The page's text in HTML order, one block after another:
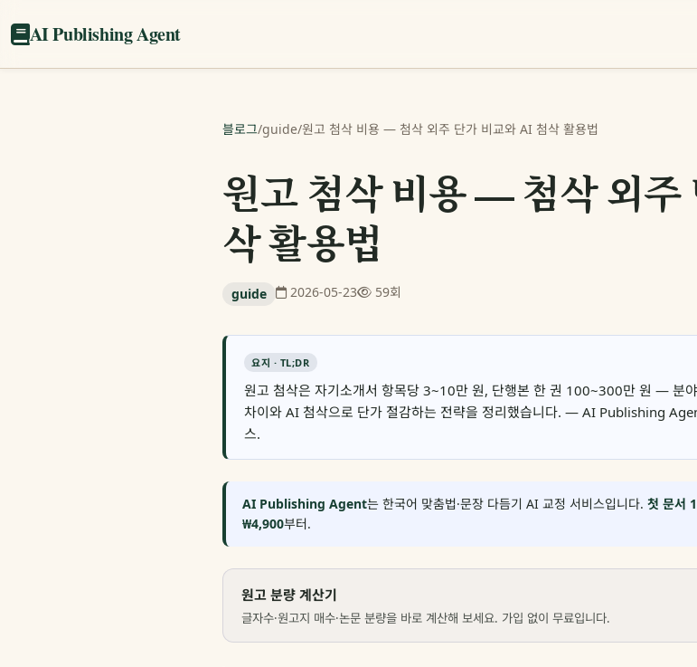
AI Publishing Agent
블로그/guide/원고 첨삭 비용 — 첨삭 외주 단가 비교와 AI 첨삭 활용법
원고 첨삭 비용 — 첨삭 외주
삭 활용법
guide 2026-05-23 59회
요지 · TL;DR
원고 첨삭은 자기소개서 항목당 3~10만 원, 단행본 한 권 100~300만 원 — 분
차이와 AI 첨삭으로 단가 절감하는 전략을 정리했습니다. — AI Publishing
스.
AI Publishing Agent는 한국어 맞춤법·문장 다듬기 AI 교정 서비스입니다. 첫 문서
₩4,900부터.
원고 분량 계산기
글자수·원고지 매수·논문 분량을 바로 계산해 보세요. 가입 없이 무료입니다.